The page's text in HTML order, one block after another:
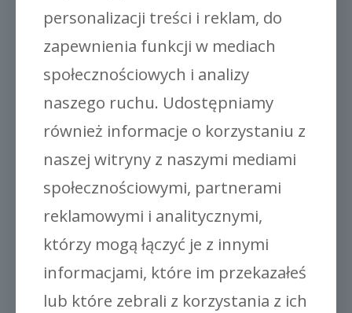
Gronest® klipsy pomidorowe
personalizacji treści i reklam, do
zapewnienia funkcji w mediach
społecznościowych i analizy
naszego ruchu. Udostępniamy
również informacje o korzystaniu z
naszej witryny z naszymi mediami
społecznościowymi, partnerami
reklamowymi i analitycznymi,
którzy mogą łączyć je z innymi
informacjami, które im przekazałeś
lub które zebrali z korzystania z ich